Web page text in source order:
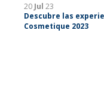
20 Jul 23
Descubre las
Cosmetique 2023